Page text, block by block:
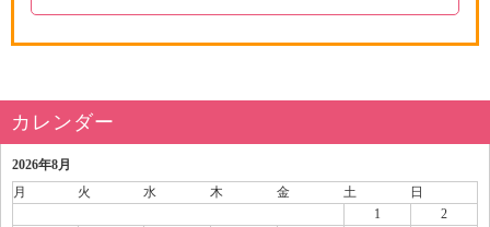
カレンダー
2026年8月
月
火 水 木 金 土
日
1
2